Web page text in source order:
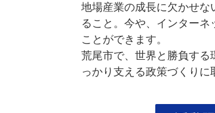
地場産業の成長に欠かせな
ること。今や、インター
ことができます。
荒尾市で、世界と勝負する
っかり支える政策づくりに